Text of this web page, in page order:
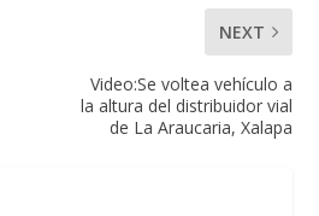
NEXT
Video:Se voltea vehículo a
la altura del distribuidor vial
de La Araucaria, Xalapa